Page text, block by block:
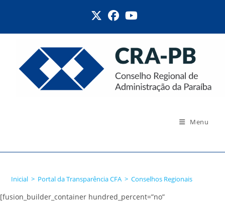
Menu
Inicial > Portal da Transparência CFA > Conselhos Regionais
[fusion_builder_container hundred_percent=”no”